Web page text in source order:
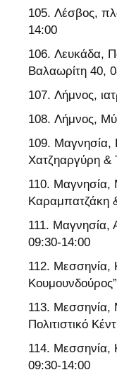
Λέσβος,
14:00
Λευκάδα,
Βαλαωρίτη 40,
Λήμνος,
Λήμνος,
Μαγνησία,
Χατζηαργύρη &
Μαγνησία,
Καραμπατζάκη
Μαγνησία,
09:30-14:00
Μεσσηνία,
Μεσσηνία,
Πολιτιστικό
Μεσσηνία,
09:30-14:00